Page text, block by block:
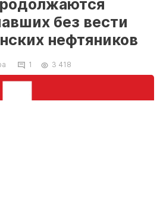
без вести
нефтяников
1 3 418